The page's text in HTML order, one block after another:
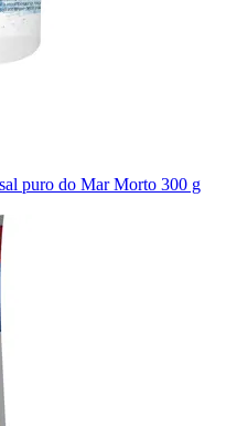
puro do Mar Morto 300 g